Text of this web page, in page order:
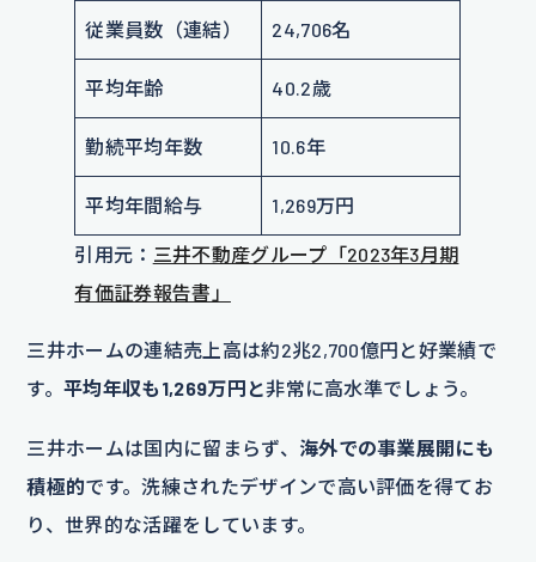
従業員数（連結） 24,706名
平均年齢 40.2歳
勤続平均年数 10.6年
平均年間給与 1,269万円
引用元： 三井不動産グループ「2023年3月期
有価証券報告書」
三井ホームの連結売上高は約2兆2,700億円と好業績で
す。平均年収も1,269万円と非常に高水準でしょう。
三井ホームは国内に留まらず、 海外での事業展開にも
積極的です。洗練されたデザインで高い評価を得てお
り、世界的な活躍をしています。